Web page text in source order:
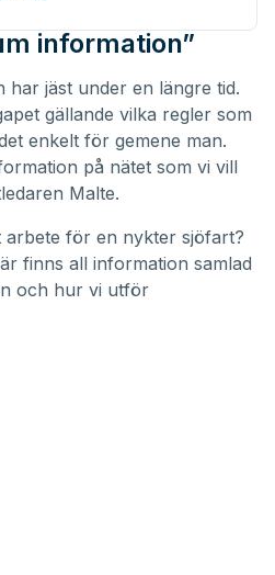
information”
har jäst under en längre tid.
gällande vilka regler som
enkelt för gemene man.
på nätet som vi vill
Malte.
arbete för en nykter sjöfart?
finns all information samlad
och hur vi utför